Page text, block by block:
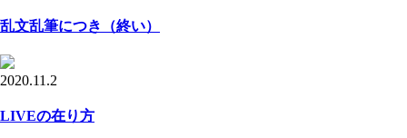
乱文乱筆につき（終い）
2020.11.2
LIVEの在り方